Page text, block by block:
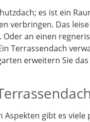
es ist ein
verbringen. Das
an einen
Terrassendach
erweitern Sie
gibt es